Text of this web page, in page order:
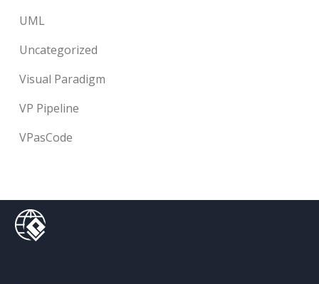
UML
Uncategorized
Visual Paradigm
VP Pipeline
VPasCode